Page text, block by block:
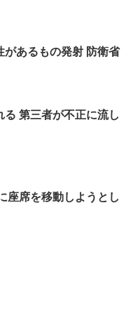
があるもの発射 防衛省
第三者が不正に流し
座席を移動しようとし